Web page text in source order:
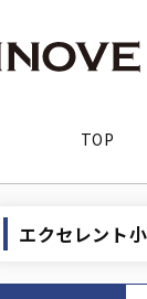
TOP
エクセレント